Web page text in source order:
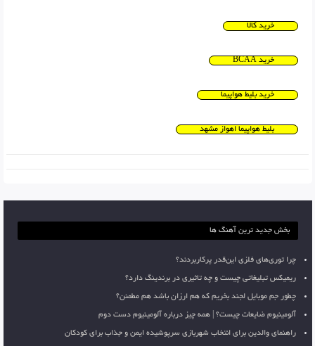
خرید کالا
خرید BCAA
خرید بلیط هواپیما
بلیط هواپیما اهواز مشهد
بخش جدید ترین آهنگ ها
چرا توری‌های فلزی این‌قدر پرکاربردند؟
ریمیکس تبلیغاتی چیست و چه تاثیری در برندینگ دارد؟
چطور جم موبایل لجند بخریم که هم ارزان باشد هم مطمئن؟
آلومینیوم ضایعات چیست؟ | همه چیز درباره آلومینیوم دست دوم
راهنمای والدین برای انتخاب شهربازی سرپوشیده ایمن و جذاب برای کودکان